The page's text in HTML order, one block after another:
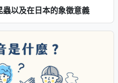
以及在日本的象徵意義